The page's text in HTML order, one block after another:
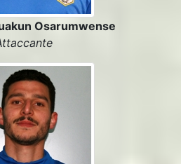
Osarumwense